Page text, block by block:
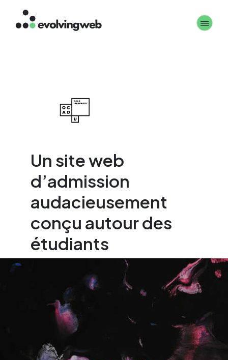
Aller
Un site web
d’admission
audacieusement
conçu autour des
étudiants